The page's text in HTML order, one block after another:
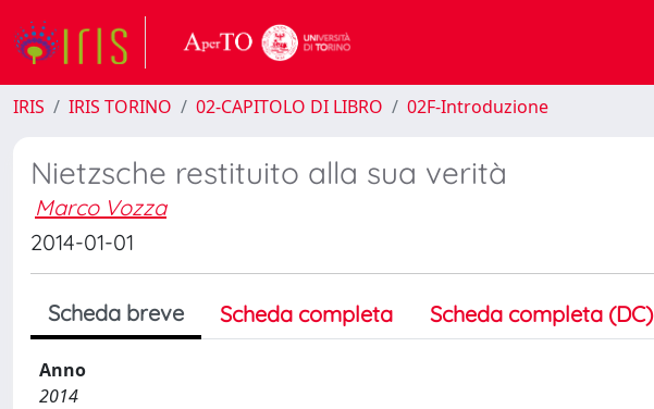
IRIS IRIS TORINO 02-CAPITOLO DI LIBRO 02F-Introduzione
Nietzsche restituito alla sua verità
Marco Vozza
2014-01-01
Scheda breve Scheda completa Scheda completa (DC)
Anno
2014